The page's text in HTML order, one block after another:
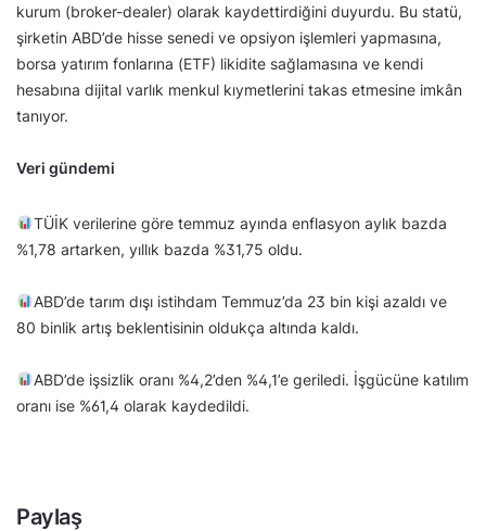
kurum (broker-dealer) olarak kaydettirdiğini duyurdu. Bu statü,
şirketin ABD’de hisse senedi ve opsiyon işlemleri yapmasına,
borsa yatırım fonlarına (ETF) likidite sağlamasına ve kendi
hesabına dijital varlık menkul kıymetlerini takas etmesine imkân
tanıyor.
Veri gündemi
TÜİK verilerine göre temmuz ayında enflasyon aylık bazda
%1,78 artarken, yıllık bazda %31,75 oldu.
ABD’de tarım dışı istihdam Temmuz’da 23 bin kişi azaldı ve
80 binlik artış beklentisinin oldukça altında kaldı.
ABD’de işsizlik oranı %4,2’den %4,1’e geriledi. İşgücüne katılım
oranı ise %61,4 olarak kaydedildi.
Paylaş